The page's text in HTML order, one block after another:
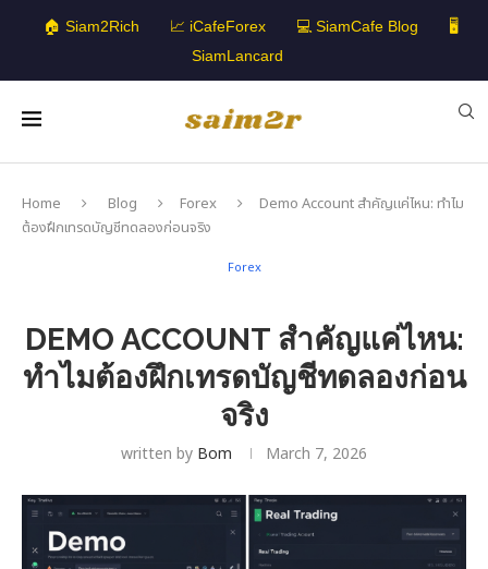
🏠 Siam2Rich 📈 iCafeForex 💻 SiamCafe Blog
🖥️
SiamLancard
Home Blog Forex
Demo Account สำคัญแค่ไหน: ทำไม
ต้องฝึกเทรดบัญชีทดลองก่อนจริง
Forex
DEMO ACCOUNT สำคัญแค่ไหน:
ทำไมต้องฝึกเทรดบัญชีทดลองก่อน
จริง
written by Bom March 7, 2026